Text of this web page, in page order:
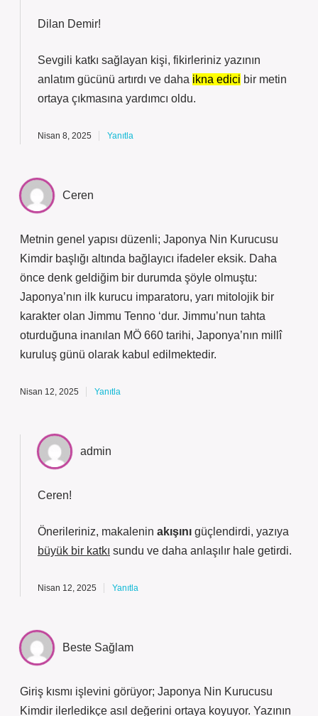
Dilan Demir!
Sevgili katkı sağlayan kişi, fikirleriniz yazının
anlatım gücünü artırdı ve daha ikna edici bir metin
ortaya çıkmasına yardımcı oldu.
Nisan 8, 2025 Yanıtla
Ceren
Metnin genel yapısı düzenli; Japonya Nin Kurucusu
Kimdir başlığı altında bağlayıcı ifadeler eksik. Daha
önce denk geldiğim bir durumda şöyle olmuştu:
Japonya’nın ilk kurucu imparatoru, yarı mitolojik bir
karakter olan Jimmu Tenno ‘dur. Jimmu’nun tahta
oturduğuna inanılan MÖ 660 tarihi, Japonya’nın millî
kuruluş günü olarak kabul edilmektedir.
Nisan 12, 2025 Yanıtla
admin
Ceren!
Önerileriniz, makalenin akışını güçlendirdi, yazıya
büyük bir katkı sundu ve daha anlaşılır hale getirdi.
Nisan 12, 2025 Yanıtla
Beste Sağlam
Giriş kısmı işlevini görüyor; Japonya Nin Kurucusu
Kimdir ilerledikçe asıl değerini ortaya koyuyor. Yazının